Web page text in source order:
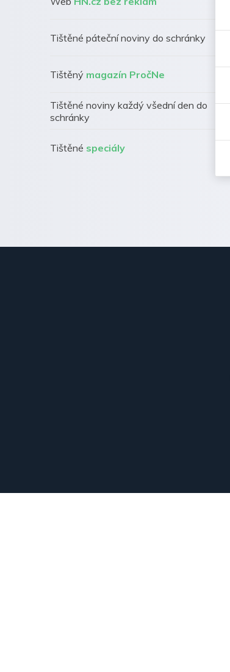
Tištěné páteční noviny do schránky
Tištěný magazín PročNe
Tištěné noviny každý všední den do
schránky
Tištěné speciály